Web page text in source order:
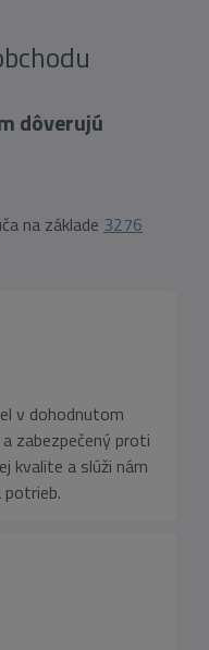
dôverujú
na základe 3276
v dohodnutom
zabezpečený proti
kvalite a slúži nám
potrieb.